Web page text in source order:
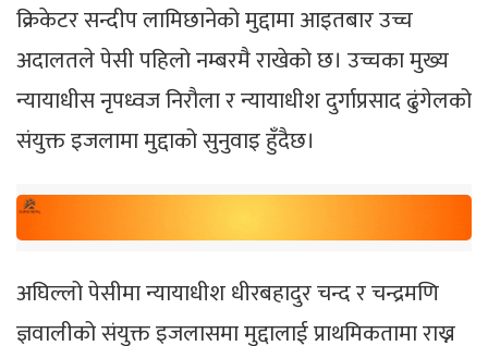
क्रिकेटर सन्दीप लामिछानेको मुद्दामा आइतबार उच्च
अदालतले पेसी पहिलो नम्बरमै राखेको छ। उच्चका मुख्य
न्यायाधीस नृपध्वज निरौला र न्यायाधीश दुर्गाप्रसाद ढुंगेलको
संयुक्त इजलामा मुद्दाको सुनुवाइ हुँदैछ।
अघिल्लो पेसीमा न्यायाधीश धीरबहादुर चन्द र चन्द्रमणि
ज्ञवालीको संयुक्त इजलासमा मुद्दालाई प्राथमिकतामा राख्न